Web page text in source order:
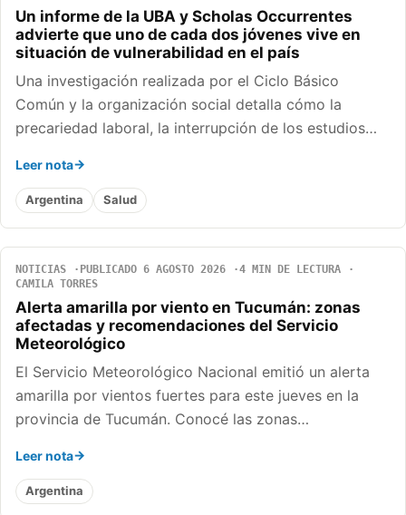
Un informe de la UBA y Scholas Occurrentes
advierte que uno de cada dos jóvenes vive en
situación de vulnerabilidad en el país
Una investigación realizada por el Ciclo Básico
Común y la organización social detalla cómo la
precariedad laboral, la interrupción de los estudios…
Leer nota
Argentina Salud
NOTICIAS PUBLICADO 6 AGOSTO 2026
4 MIN DE LECTURA
CAMILA TORRES
Alerta amarilla por viento en Tucumán: zonas
afectadas y recomendaciones del Servicio
Meteorológico
El Servicio Meteorológico Nacional emitió un alerta
amarilla por vientos fuertes para este jueves en la
provincia de Tucumán. Conocé las zonas…
Leer nota
Argentina